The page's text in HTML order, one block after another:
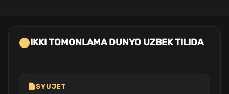
IKKI TOMONLAMA DUNYO UZBEK TILIDA
SYUJET